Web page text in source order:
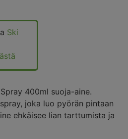
Ski
400ml suoja-aine.
joka luo pyörän pintaan
ehkäisee lian tarttumista ja